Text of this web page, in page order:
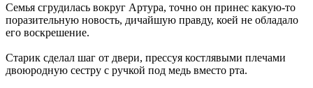
Семья сгрудилась вокруг Артура, точно он принес какую-то
поразительную новость, дичайшую правду, коей не обладало
его воскрешение.
Старик сделал шаг от двери, прессуя костлявыми плечами
двоюродную сестру с ручкой под медь вместо рта.